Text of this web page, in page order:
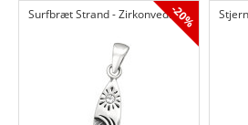
-20%
Surfbræt Strand - Zirkonvedhæng Sølv CH44528